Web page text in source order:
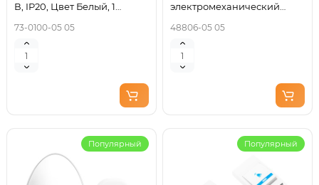
В, IP20, Цвет Белый, 1
73-0100-05 05
электромеханический
48806-05 05
Популярный Популярный